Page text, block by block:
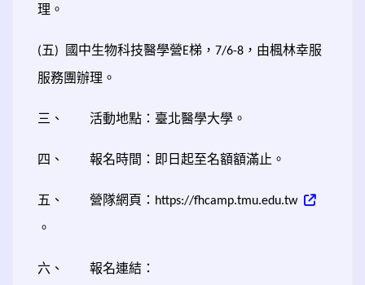
理。
(五) 國中生物科技醫學營E梯， 7/6-8 ，由楓林幸服
服務團辦理。
三、 活動地點：臺北醫學大學。
四、 報名時間：即日起至名額額滿止。
五、 營隊網頁： https://fhcamp.tmu.edu.tw
。
六、 報名連結：